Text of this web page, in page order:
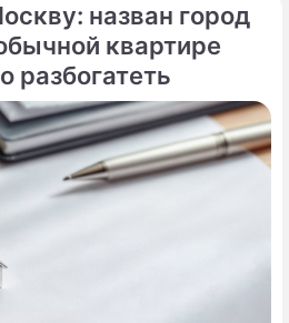
назван город
квартире
разбогатеть